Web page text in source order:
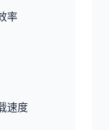
率
速度